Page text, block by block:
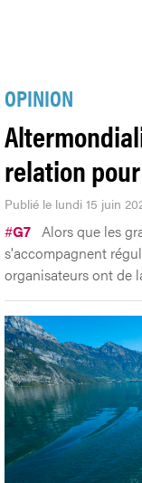
OPINION
relation
Publié le lundi 15 juin
#G7 Alors que les
s'accompagnent
organisateurs ont de